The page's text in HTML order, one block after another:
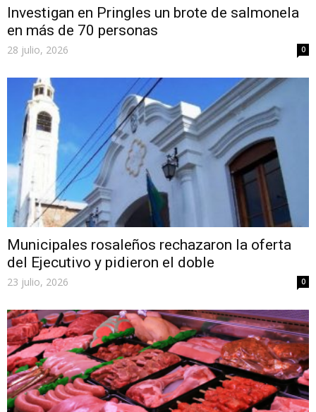
Investigan en Pringles un brote de salmonela
en más de 70 personas
28 julio, 2026 0
Municipales rosaleños rechazaron la oferta
del Ejecutivo y pidieron el doble
23 julio, 2026 0